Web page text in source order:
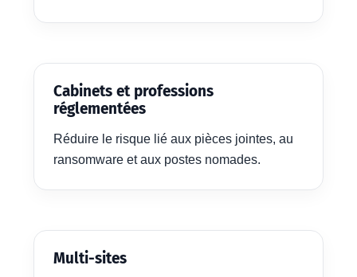
Cabinets et professions
réglementées
Réduire le risque lié aux pièces jointes, au
ransomware et aux postes nomades.
Multi-sites